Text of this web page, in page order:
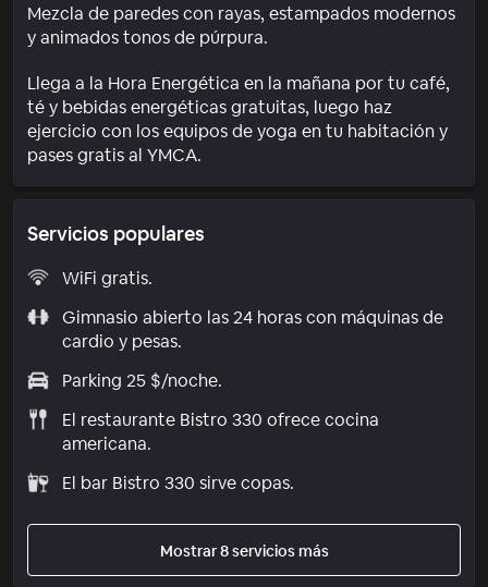
Mezcla de paredes con rayas, estampados modernos
y animados tonos de púrpura.
Llega a la Hora Energética en la mañana por tu café,
té y bebidas energéticas gratuitas, luego haz
ejercicio con los equipos de yoga en tu habitación y
pases gratis al YMCA.
Servicios populares
WiFi gratis.
Gimnasio abierto las 24 horas con máquinas de
cardio y pesas.
Parking 25 $/noche.
El restaurante Bistro 330 ofrece cocina
americana.
El bar Bistro 330 sirve copas.
Mostrar 8 servicios más